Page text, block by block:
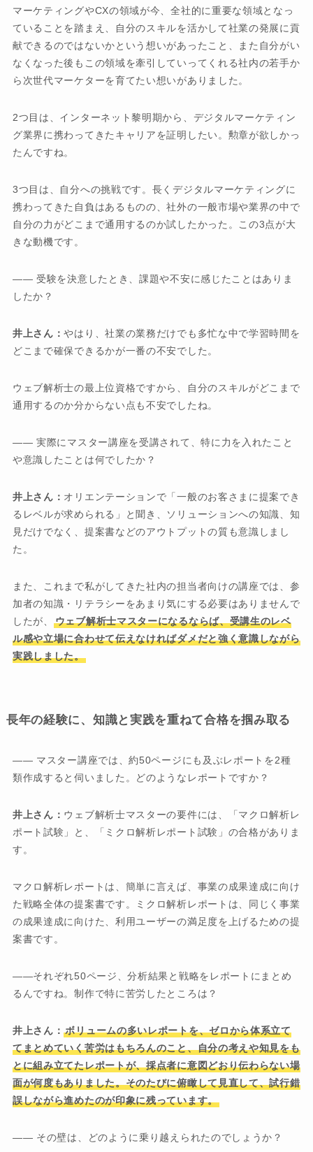
マーケティングやCXの領域が今、全社的に重要な領域となっ
ていることを踏まえ、自分のスキルを活かして社業の発展に貢
献できるのではないかという想いがあったこと、また自分がい
なくなった後もこの領域を牽引していってくれる社内の若手か
ら次世代マーケターを育てたい想いがありました。
2つ目は、インターネット黎明期から、デジタルマーケティン
グ業界に携わってきたキャリアを証明したい。勲章が欲しかっ
たんですね。
3つ目は、自分への挑戦です。長くデジタルマーケティングに
携わってきた自負はあるものの、社外の一般市場や業界の中で
自分の力がどこまで通用するのか試したかった。この3点が大
きな動機です。
―― 受験を決意したとき、課題や不安に感じたことはありま
したか？
井上さん：やはり、社業の業務だけでも多忙な中で学習時間を
どこまで確保できるかが一番の不安でした。
ウェブ解析士の最上位資格ですから、自分のスキルがどこまで
通用するのか分からない点も不安でしたね。
―― 実際にマスター講座を受講されて、特に力を入れたこと
や意識したことは何でしたか？
井上さん： オリエンテーションで「一般のお客さまに提案でき
るレベルが求められる」と聞き、ソリューションへの知識、知
見だけでなく、提案書などのアウトプットの質も意識しまし
た。
また、これまで私がしてきた社内の担当者向けの講座では、参
加者の知識・リテラシーをあまり気にする必要はありませんで
したが、
ウェブ解析士マスターになるならば、受講生のレベ
ル感や立場に合わせて伝えなければダメだと強く意識しながら
実践しました。
長年の経験に、知識と実践を重ねて合格を掴み取る
―― マスター講座では、約50ページにも及ぶレポートを2種
類作成すると伺いました。どのようなレポートですか？
井上さん： ウェブ解析士マスターの要件には、「マクロ解析レ
ポート試験」と、「ミクロ解析レポート試験」の合格がありま
す。
マクロ解析レポートは、簡単に言えば、事業の成果達成に向け
た戦略全体の提案書です。ミクロ解析レポートは、同じく事業
の成果達成に向けた、利用ユーザーの満足度を上げるための提
案書です。
――それぞれ50ページ、分析結果と戦略をレポートにまとめ
るんですね。制作で特に苦労したところは？
井上さん：ボリュームの多いレポートを、ゼロから体系立て
てまとめていく苦労はもちろんのこと、自分の考えや知見をも
とに組み立てたレポートが、採点者に意図どおり伝わらない場
面が何度もありました。そのたびに俯瞰して見直して、試行錯
誤しながら進めたのが印象に残っています。
―― その壁は、どのように乗り越えられたのでしょうか？